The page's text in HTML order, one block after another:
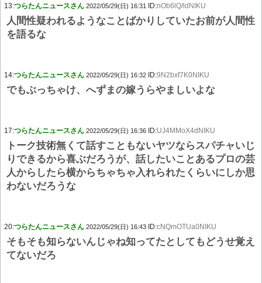
13:つらたんニュースさん 2022/05/29(日) 16:31 ID:nOb6lQ/ldNIKU
人間性疑われるようなことばかりしていたお前が人間性
を語るな
14:つらたんニュースさん 2022/05/29(日) 16:32 ID:9N2bxf7K0NIKU
でもぶっちゃけ、へずまの嫁うらやましいよな
17:つらたんニュースさん 2022/05/29(日) 16:36 ID:UJ4MMoX4dNIKU
トーク技術無くて話すこともないヤツならスパチャいじ
りできるから喜ぶだろうが、話したいことあるプロの芸
人からしたら横からちゃちゃ入れられたくらいにしか思
わないだろうな
20:つらたんニュースさん 2022/05/29(日) 16:43 ID:cNQmOTUa0NIKU
そもそも知らないんじゃね知ってたとしてもどうせ覚え
てないだろ